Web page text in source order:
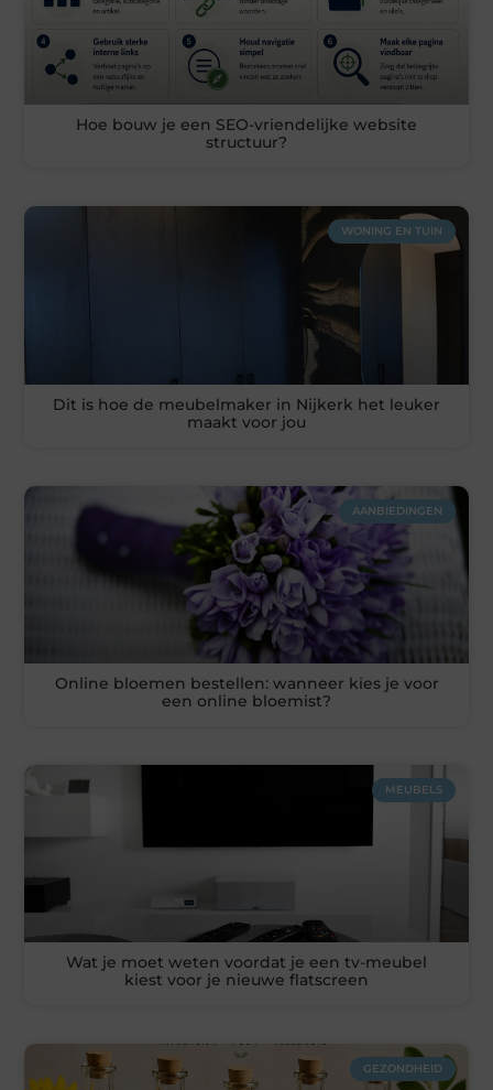
Hoe bouw je een SEO-vriendelijke website
structuur?
WONING EN TUIN
Dit is hoe de meubelmaker in Nijkerk het leuker
maakt voor jou
AANBIEDINGEN
Online bloemen bestellen: wanneer kies je voor
een online bloemist?
MEUBELS
Wat je moet weten voordat je een tv-meubel
kiest voor je nieuwe flatscreen
GEZONDHEID